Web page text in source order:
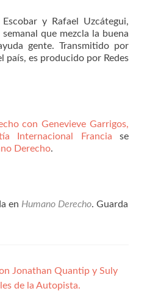
y Rafael Uzcátegui,
que mezcla la buena
gente. Transmitido por
país, es producido por Redes
con Genevieve Garrigos,
Internacional Francia se
Derecho.
en Humano Derecho. Guarda
Jonathan Quantip y Suly
de la Autopista.